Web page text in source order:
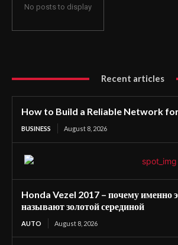
No posts to display
Recent articles
How to Build a Reliable Network for
BUSINESS August 8, 2026
Honda Vezel 2017 – почему именно
называют золотой серединой
AUTO August 8, 2026